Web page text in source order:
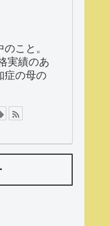
こと。
実績のあ
症の母の